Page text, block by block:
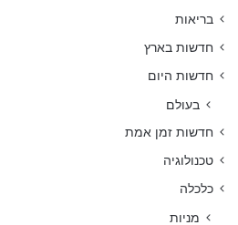
בריאות
חדשות בארץ
חדשות היום
בעולם
חדשות זמן אמת
טכנולוגיה
כלכלה
מניות